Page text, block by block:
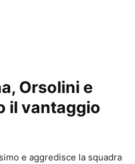
Orsolini e
il vantaggio
e aggredisce la squadra